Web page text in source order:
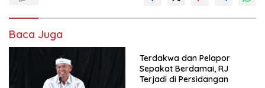
Baca Juga
Terdakwa dan Pelapor
Sepakat Berdamai, RJ
Terjadi di Persidangan